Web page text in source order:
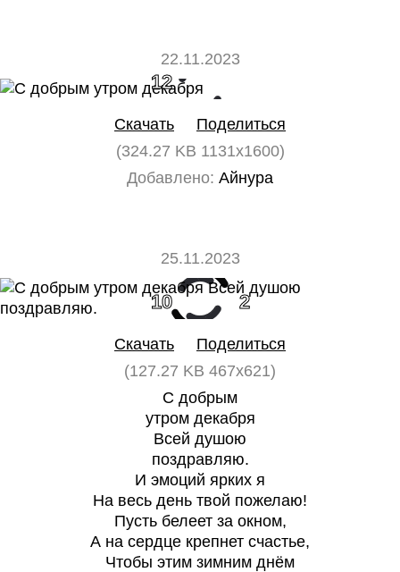
22.11.2023
12
Скачать
Поделиться
(324.27 KB 1131x1600)
Добавлено: Айнура
25.11.2023
10 2
Скачать
Поделиться
(127.27 KB 467x621)
С добрым
утром декабря
Всей душою
поздравляю.
И эмоций ярких я
На весь день твой пожелаю!
Пусть белеет за окном,
А на сердце крепнет счастье,
Чтобы этим зимним днём